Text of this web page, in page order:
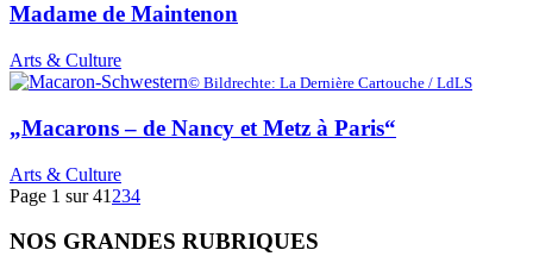
Madame de Maintenon
Arts & Culture
© Bildrechte: La Dernière Cartouche / LdLS
„Macarons – de Nancy et Metz à Paris“
Arts & Culture
Page 1 sur 41 234
NOS GRANDES RUBRIQUES